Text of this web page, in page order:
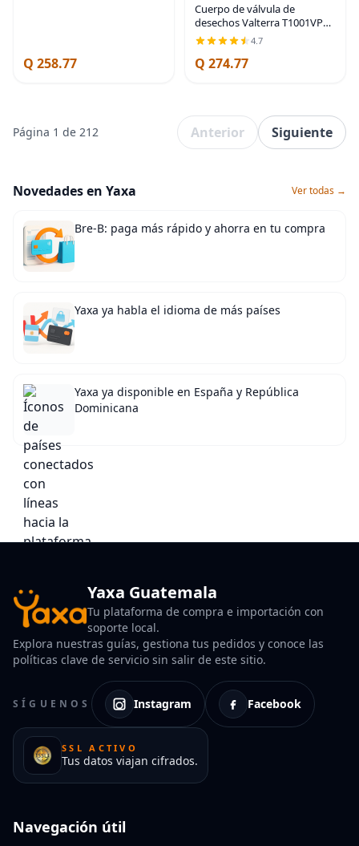
Q 258.77
Cuerpo de válvula de
desechos Valterra T1001VP
Bladex de 1-1/2 pulgadas,
Negro
4.7
Q 274.77
Página 1 de 212 Anterior Siguiente
Novedades en Yaxa Ver todas →
Bre-B: paga más rápido y ahorra en tu compra
Yaxa ya habla el idioma de más países
Yaxa ya disponible en España y República
Dominicana
Yaxa Guatemala
Tu plataforma de compra e importación con
soporte local.
Explora nuestras guías, gestiona tus pedidos y conoce las
políticas clave de servicio sin salir de este sitio.
SÍGUENOS Instagram Facebook
SSL ACTIVO
Tus datos viajan cifrados.
Navegación útil